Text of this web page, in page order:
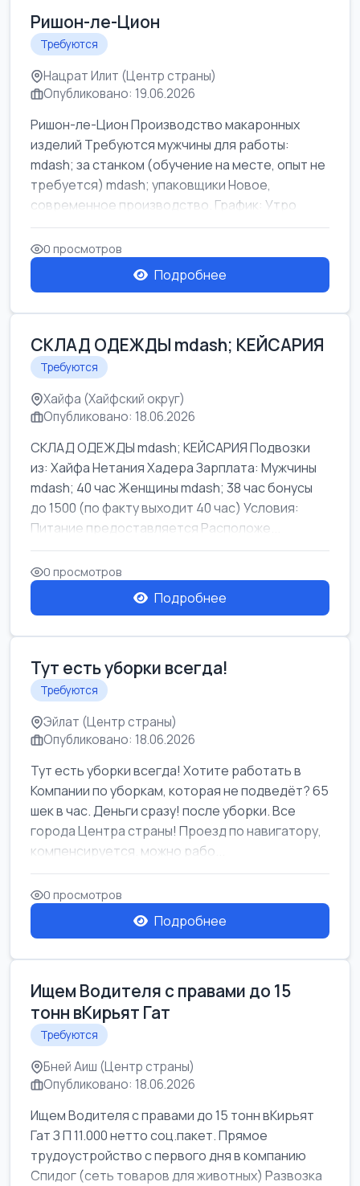
Ришон-ле-Цион
Требуются
Нацрат Илит (Центр страны)
Опубликовано: 19.06.2026
Ришон-ле-Цион Производство макаронных
изделий Требуются мужчины для работы:
mdash; за станком (обучение на месте, опыт не
требуется) mdash; упаковщики Новое,
современное производство. График: Утро
mda...
0 просмотров
Подробнее
СКЛАД ОДЕЖДЫ mdash; КЕЙСАРИЯ
Требуются
Хайфа (Хайфский округ)
Опубликовано: 18.06.2026
СКЛАД ОДЕЖДЫ mdash; КЕЙСАРИЯ Подвозки
из: Хайфа Нетания Хадера Зарплата: Мужчины
mdash; 40 час Женщины mdash; 38 час бонусы
до 1500 (по факту выходит 40 час) Условия:
Питание предоставляется Расположе...
0 просмотров
Подробнее
Тут есть уборки всегда!
Требуются
Эйлат (Центр страны)
Опубликовано: 18.06.2026
Тут есть уборки всегда! Хотите работать в
Компании по уборкам, которая не подведёт? 65
шек в час. Деньги сразу! после уборки. Все
города Центра страны! Проезд по навигатору,
компенсируется. можно рабо...
0 просмотров
Подробнее
Ищем Водителя с правами до 15
тонн вКирьят Гат
Требуются
Бней Аиш (Центр страны)
Опубликовано: 18.06.2026
Ищем Водителя с правами до 15 тонн вКирьят
Гат З П 11.000 нетто соц.пакет. Прямое
трудоустройство с первого дня в компанию
Спидог (сеть товаров для животных) Развозка